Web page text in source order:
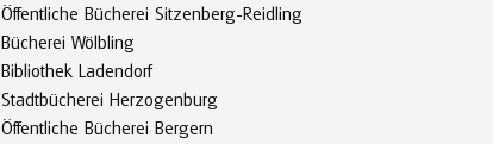
Öffentliche Bücherei Sitzenberg-Reidling
Bücherei Wölbling
Bibliothek Ladendorf
Stadtbücherei Herzogenburg
Öffentliche Bücherei Bergern